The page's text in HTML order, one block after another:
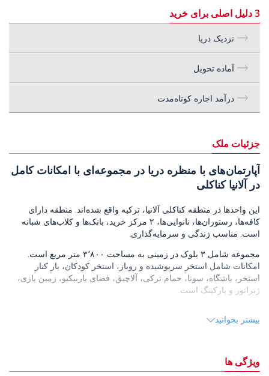
3 دلیل اصلی برای خرید
نزدیک دریا
آماده تحویل
درآمد اجاره کوتاه‌مدت
جزئیات ملک
آپارتمان‌های با منظره دریا در مجموعه‌ای با امکانات کامل
در آلانیا کناکلی
این واحدها در منطقه کناکلی آلانیا، ترکیه واقع شده‌اند. منطقه دارای
کافه‌ها، رستوران‌ها، نانوایی‌ها، ۲ مرکز خرید، بانک‌ها و کلاب‌های شبانه
است. مناسب زندگی و سرمایه‌گذاری.
مجموعه شامل ۳ بلوک در زمینی به مساحت ۳٬۸۰۰ متر مربع است.
امکانات شامل استخر سرپوشیده و روباز، استخر کودکان، بار کنار
استخر، باشگاه، سونا، حمام ترکی، آلاچیق، فضای باربیکیو، زمین بازی،
ژنراتور و پارکینگ است.
آیفون تصویری، پنجره‌های دوجداره و درب ورودی فولادی هستند.
کیلومتری از فرودگاه قاضی پاشا واقع شده‌اند.
بیشتر بخوانید
ویژگی ها